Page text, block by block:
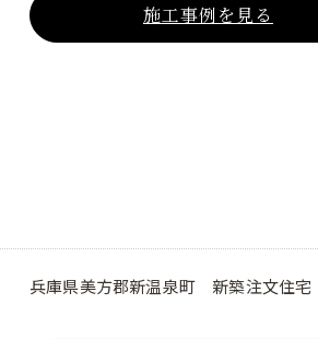
施工事例を見る
兵庫県美方郡新温泉町 新築注文住宅